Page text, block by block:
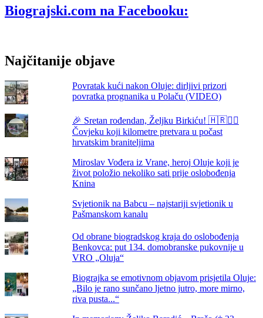
napuštene
životinje
Biograjski.com na Facebooku:
Najčitanije objave
Povratak kući nakon Oluje: dirljivi prizori
povratka prognanika u Polaču (VIDEO)
🎉 Sretan rođendan, Željku Birkiću! 🇭🇷🏃‍♂️
Čovjeku koji kilometre pretvara u počast
hrvatskim braniteljima
Miroslav Vođera iz Vrane, heroj Oluje koji je
život položio nekoliko sati prije oslobođenja
Knina
Svjetionik na Babcu – najstariji svjetionik u
Pašmanskom kanalu
Od obrane biogradskog kraja do oslobođenja
Benkovca: put 134. domobranske pukovnije u
VRO „Oluja“
Biograjka se emotivnom objavom prisjetila Oluje:
„Bilo je rano sunčano ljetno jutro, more mirno,
riva pusta...“